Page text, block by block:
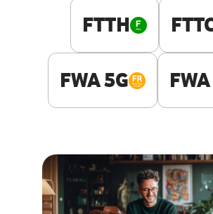
FTTH
FWA 5G